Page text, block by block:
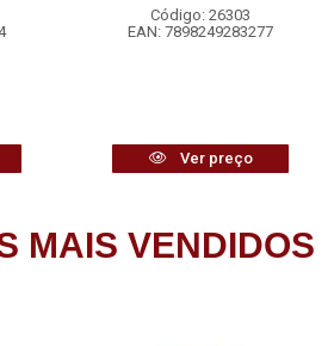
Código: 26303
EAN: 7898249283277
Ver preço
MAIS VENDIDOS